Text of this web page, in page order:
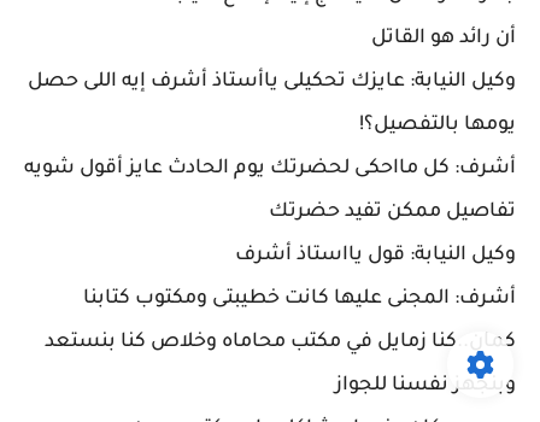
أن رائد هو القاتل
وكيل النيابة: عايزك تحكيلى ياأستاذ أشرف إيه اللى حصل
يومها بالتفصيل؟!
أشرف: كل مااحكى لحضرتك يوم الحادث عايز أقول شويه
تفاصيل ممكن تفيد حضرتك
وكيل النيابة: قول يااستاذ أشرف
أشرف: المجنى عليها كانت خطيبتى ومكتوب كتابنا
كمان..كنا زمايل في مكتب محاماه وخلاص كنا بنستعد
وبنجهز نفسنا للجواز